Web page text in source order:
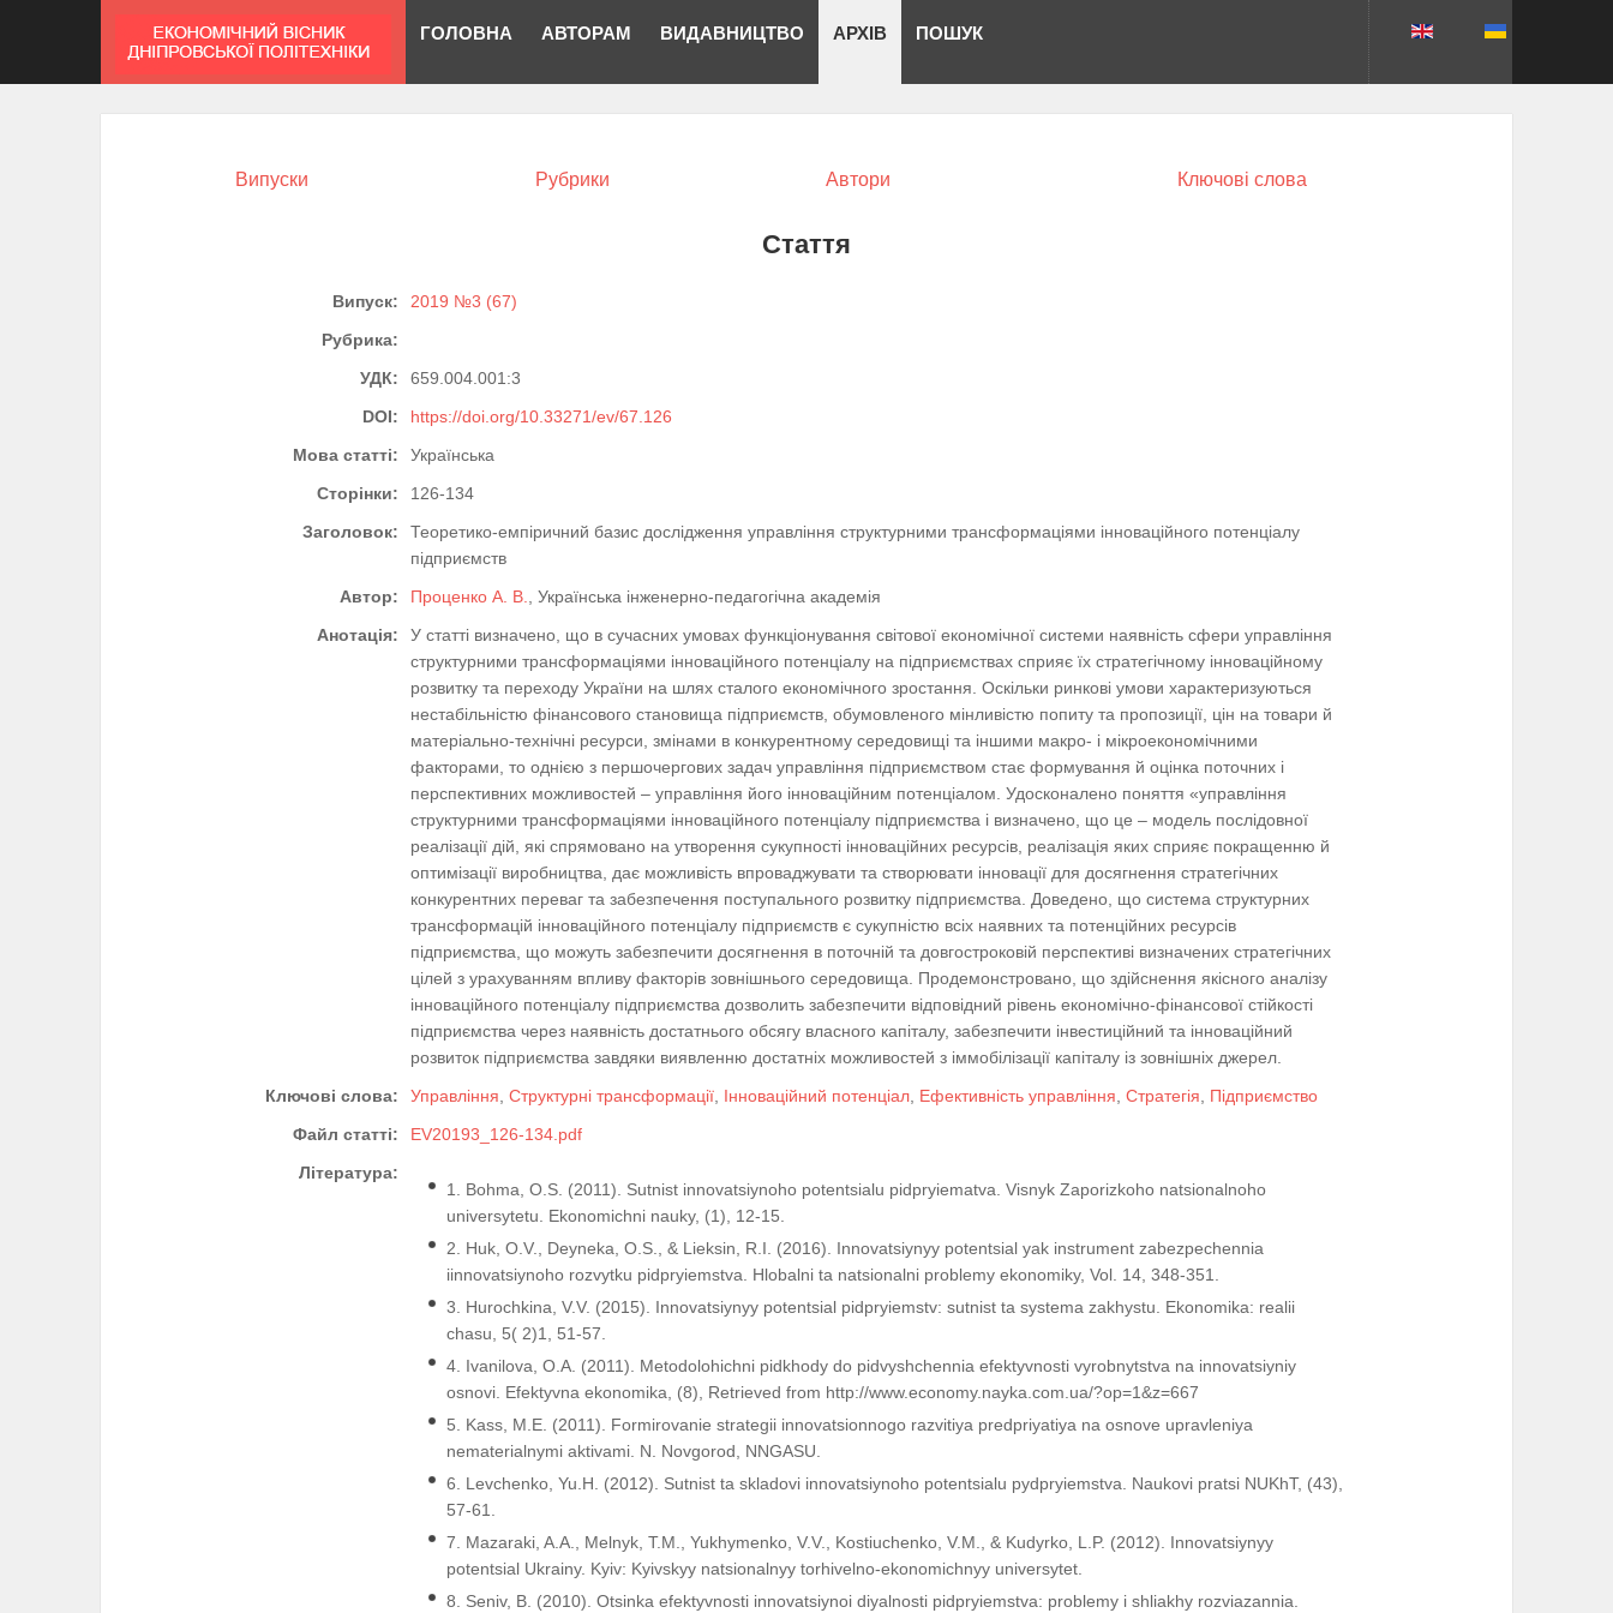
ГОЛОВНА АВТОРАМ ВИДАВНИЦТВО АРХІВ ПОШУК
Випуски Рубрики Автори Ключові слова
Стаття
Випуск:
2019 №3 (67)
Рубрика:
УДК:
659.004.001:3
DOI:
https://doi.org/10.33271/ev/67.126
Мова статті:
Українська
Сторінки:
126-134
Заголовок:
Теоретико-емпіричний базис дослідження управління структурними трансформаціями інноваційного потенціалу
підприємств
Автор:
Проценко А. В.
, Українська інженерно-педагогічна академія
Анотація:
У статті визначено, що в сучасних умовах функціонування світової економічної системи наявність сфери управління
структурними трансформаціями інноваційного потенціалу на підприємствах сприяє їх стратегічному інноваційному
розвитку та переходу України на шлях сталого економічного зростання. Оскільки ринкові умови характеризуються
нестабільністю фінансового становища підприємств, обумовленого мінливістю попиту та пропозиції, цін на товари й
матеріально-технічні ресурси, змінами в конкурентному середовищі та іншими макро- і мікроекономічними
факторами, то однією з першочергових задач управління підприємством стає формування й оцінка поточних і
перспективних можливостей – управління його інноваційним потенціалом. Удосконалено поняття «управління
структурними трансформаціями інноваційного потенціалу підприємства і визначено, що це – модель послідовної
реалізації дій, які спрямовано на утворення сукупності інноваційних ресурсів, реалізація яких сприяє покращенню й
оптимізації виробництва, дає можливість впроваджувати та створювати інновації для досягнення стратегічних
конкурентних переваг та забезпечення поступального розвитку підприємства. Доведено, що система структурних
трансформацій інноваційного потенціалу підприємств є сукупністю всіх наявних та потенційних ресурсів
підприємства, що можуть забезпечити досягнення в поточній та довгостроковій перспективі визначених стратегічних
цілей з урахуванням впливу факторів зовнішнього середовища. Продемонстровано, що здійснення якісного аналізу
інноваційного потенціалу підприємства дозволить забезпечити відповідний рівень економічно-фінансової стійкості
підприємства через наявність достатнього обсягу власного капіталу, забезпечити інвестиційний та інноваційний
розвиток підприємства завдяки виявленню достатніх можливостей з іммобілізації капіталу із зовнішніх джерел.
Ключові слова:
Управління Структурні трансформації Інноваційний потенціал Ефективність управління Стратегія
Підприємство
Файл статті:
EV20193_126-134.pdf
Література:
1. Bohma, O.S. (2011). Sutnist innovatsiynoho potentsialu pidpryiematva. Visnyk Zaporizkoho natsionalnoho
universytetu. Ekonomichni nauky, (1), 12-15.
2. Huk, O.V., Deyneka, O.S., & Lieksin, R.I. (2016). Innovatsiynyy potentsial yak instrument zabezpechennia
іinnovatsiynoho rozvytku pidpryiemstva. Hlobalni ta natsionalni problemy ekonomiky, Vol. 14, 348-351.
3. Hurochkina, V.V. (2015). Innovatsiynyy potentsial pidpryiemstv: sutnist ta systema zakhystu. Ekonomika: realii
chasu, 5( 2)1, 51-57.
4. Ivanilova, O.A. (2011). Metodolohichni pidkhody do pidvyshchennia efektyvnosti vyrobnytstva na innovatsiyniy
osnovi. Efektyvna ekonomika, (8), Retrieved from http://www.economy.nayka.com.ua/?op=1&z=667
5. Kass, M.E. (2011). Formirovanie strategii innovatsionnogo razvitiya predpriyatiya na osnove upravleniya
nematerialnymi aktivami. N. Novgorod, NNGASU.
6. Levchenko, Yu.H. (2012). Sutnist ta skladovi innovatsiynoho potentsialu pydpryiemstva. Naukovi pratsi NUKhT, (43),
57-61.
7. Mazaraki, A.A., Melnyk, T.M., Yukhymenko, V.V., Kostiuchenko, V.M., & Kudyrko, L.P. (2012). Innovatsiynyy
potentsial Ukrainy. Kyiv: Kyivskyy natsionalnyy torhivelno-ekonomichnyy universytet.
8. Seniv, B. (2010). Otsinka efektyvnosti innovatsiynoi diyalnosti pidpryiemstva: problemy i shliakhy rozviazannia.